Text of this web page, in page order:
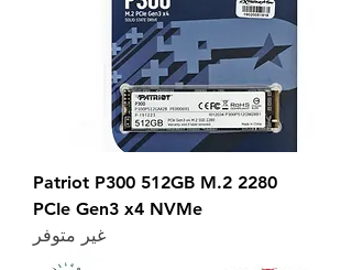
Patriot P300 512GB M.2 2280
PCIe Gen3 x4 NVMe
غير متوفر